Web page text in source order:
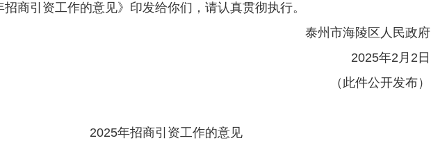
商引资工作的意见》印发给你们，请认真贯彻执行。
泰州市海陵区人民政府
2025年2月2日
（此件公开发布）
2025年招商引资工作的意见